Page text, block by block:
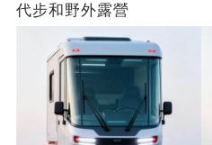
代步和野外露營